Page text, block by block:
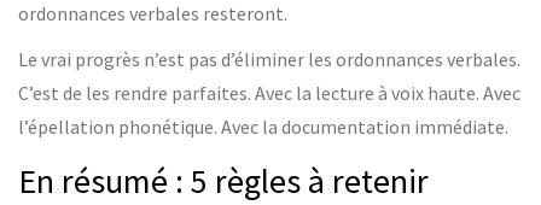
ordonnances verbales resteront.
Le vrai progrès n’est pas d’éliminer les ordonnances verbales.
C’est de les rendre parfaites. Avec la lecture à voix haute. Avec
l’épellation phonétique. Avec la documentation immédiate.
En résumé : 5 règles à retenir